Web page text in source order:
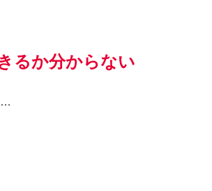
るか分からない
…